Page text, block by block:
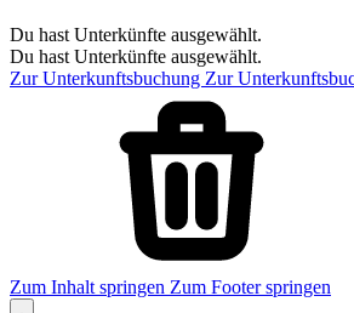
Du hast Unterkünfte ausgewählt.
Du hast Unterkünfte ausgewählt.
Zur Unterkunftsbuchung Zur
Zum Inhalt springen Zum Footer springen